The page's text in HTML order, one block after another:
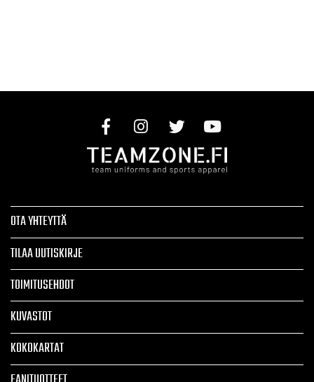
OTA YHTEYTTÄ
TILAA UUTISKIRJE
TOIMITUSEHDOT
KUVASTOT
KOKOKARTAT